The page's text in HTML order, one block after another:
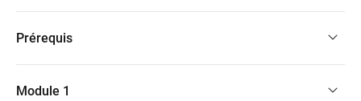
Prérequis
Module 1